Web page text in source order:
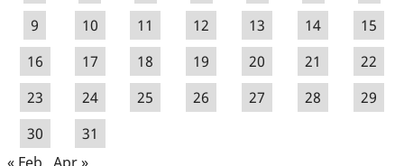
9
10 11 12 13 14
15
16
17 18 19 20 21
22
23
24 25 26 27 28
29
30
31